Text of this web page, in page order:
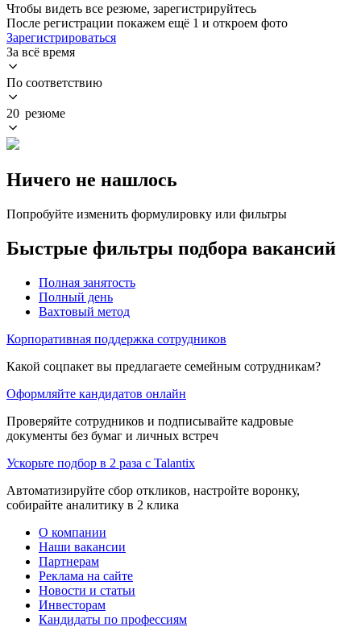
Чтобы видеть все резюме, зарегистрируйтесь
После регистрации покажем ещё 1 и откроем фото
Зарегистрироваться
За всё время
По соответствию
20 резюме
Ничего не нашлось
Попробуйте изменить формулировку или фильтры
Быстрые фильтры подбора вакансий
Полная занятость
Полный день
Вахтовый метод
Корпоративная поддержка сотрудников
Какой соцпакет вы предлагаете семейным сотрудникам?
Оформляйте кандидатов онлайн
Проверяйте сотрудников и подписывайте кадровые
документы без бумаг и личных встреч
Ускорьте подбор в 2 раза с Talantix
Автоматизируйте сбор откликов, настройте воронку,
собирайте аналитику в 2 клика
О компании
Наши вакансии
Партнерам
Реклама на сайте
Новости и статьи
Инвесторам
Кандидаты по профессиям